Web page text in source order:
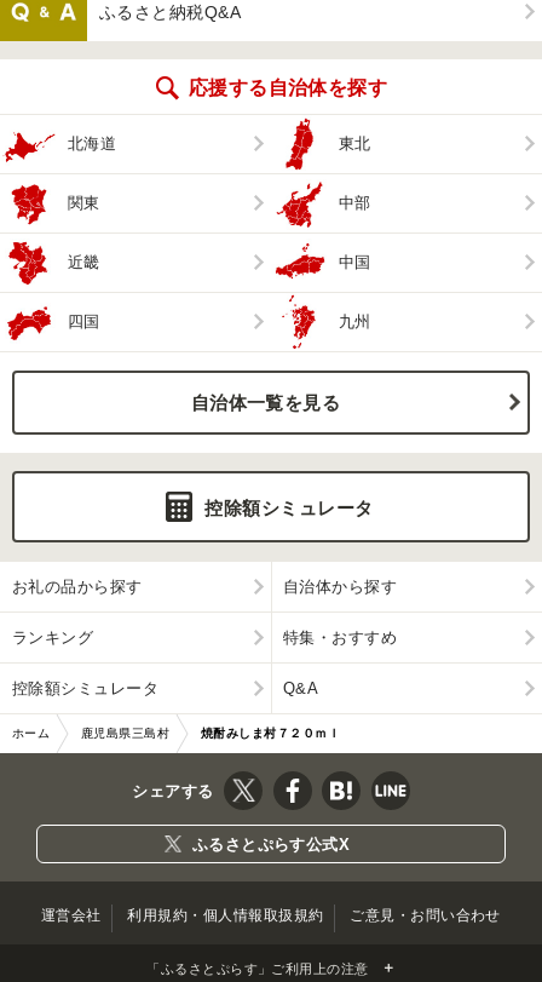
ふるさと納税Q&A
応援する自治体を探す
北海道 東北
関東 中部
近畿 中国
四国 九州
自治体一覧を見る
控除額シミュレータ
お礼の品から探す 自治体から探す
ランキング 特集・おすすめ
控除額シミュレータ Q&A
ホーム 鹿児島県三島村 焼酎みしま村７２０ｍｌ
シェアする
ふるさとぷらす公式X
運営会社 利用規約・個人情報取扱規約 ご意見・お問い合わせ
「ふるさとぷらす」ご利用上の注意